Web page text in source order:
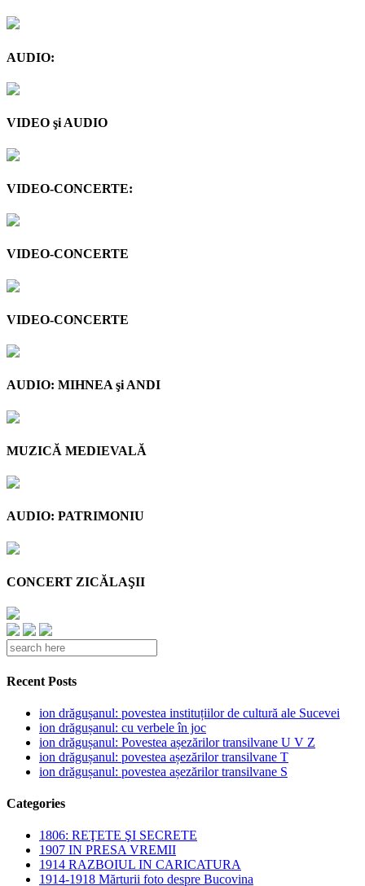
AUDIO:
VIDEO şi AUDIO
VIDEO-CONCERTE:
VIDEO-CONCERTE
VIDEO-CONCERTE
AUDIO: MIHNEA şi ANDI
MUZICĂ MEDIEVALĂ
AUDIO: PATRIMONIU
CONCERT ZICĂLAŞII
Recent Posts
ion drăgușanul: povestea instituțiilor de cultură ale Sucevei
ion drăgușanul: cu verbele în joc
ion drăgușanul: Povestea așezărilor transilvane U V Z
ion drăgușanul: povestea așezărilor transilvane T
ion drăgușanul: povestea așezărilor transilvane S
Categories
1806: REŢETE ŞI SECRETE
1907 IN PRESA VREMII
1914 RAZBOIUL IN CARICATURA
1914-1918 Mărturii foto despre Bucovina